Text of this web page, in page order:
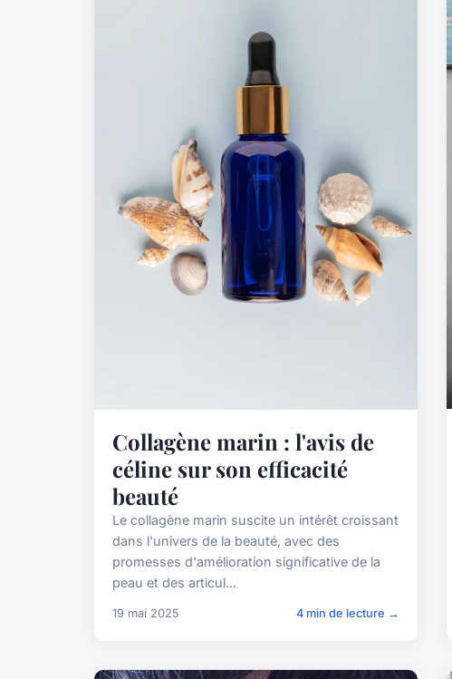
Collagène marin : l'avis de
céline sur son efficacité
beauté
Le collagène marin suscite un intérêt croissant
dans l'univers de la beauté, avec des
promesses d'amélioration significative de la
peau et des articul...
19 mai 2025 4 min de lecture →